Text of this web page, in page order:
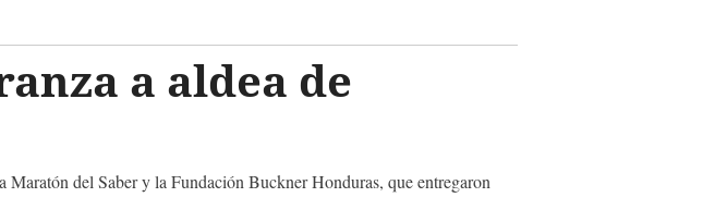
a aldea de
del Saber y la Fundación Buckner Honduras, que entregaron